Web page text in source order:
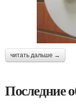
читать дальше →
Последние